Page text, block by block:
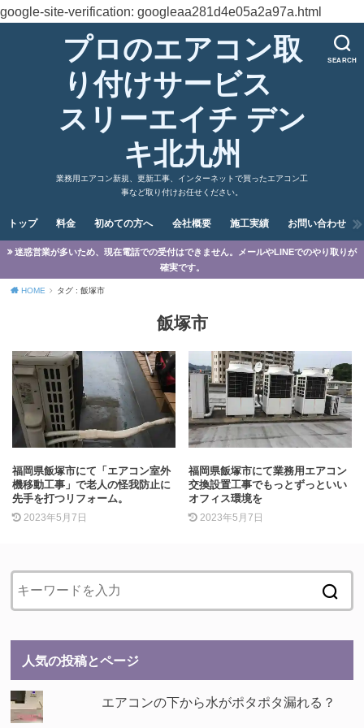
google-site-verification: googleaa281d4e05a2a97a.html
SEARCH
プロのエアコン取
り付けサービス
スリーエイチ デン
キ北九州
業務用エアコン新規、更新工事、インターネットで買ったエアコン工
事など取り付けお任せください。
トップ 料金 初めての方へ 会社概要 施工実績 お問い合わせ
迷惑営業が多いため、現在電話での受付はできません。メールやLINEでのやり取りが
確実です。
HOME タグ : 飯塚市
飯塚市
福岡県飯塚市にて「エアコン室外
機移動工事」で老人の怪我防止に
先手を打つリフォーム。
2023年5月7日
福岡県飯塚市にて業務用エアコン
交換設置工事でもっとずっといい
オフィス環境を
2023年5月7日
人気の投稿とページ
エアコンの下から水がポタポタ漏れる？